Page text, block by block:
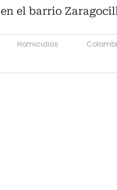
en el barrio
Homicidios